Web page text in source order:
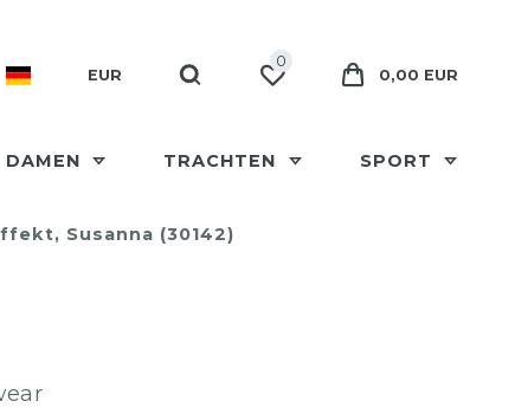
EUR
0
0,00 EUR
DAMEN TRACHTEN SPORT
Susanna (30142)